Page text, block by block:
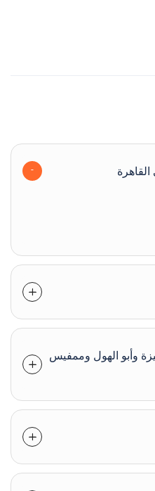
وأبو الهول وممفيس